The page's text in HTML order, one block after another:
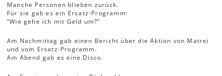
Manche Personen blieben zurück.
Für sie gab es ein Ersatz-Programm:
“Wie gehe ich mit Geld um?”
Am Nachmittag gab einen Bericht über die Aktion von Matrei
und vom Ersatz-Programm.
Am Abend gab es eine Disco.